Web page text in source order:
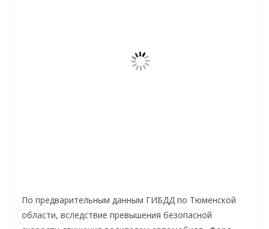
По предварительным данным ГИБДД по Тюменской
области, вследствие превышения безопасной